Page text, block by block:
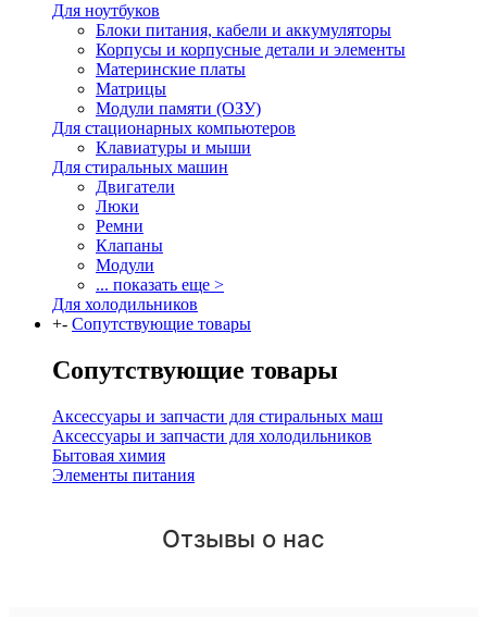
Для ноутбуков
Блоки питания, кабели и аккумуляторы
Корпусы и корпусные детали и элементы
Материнские платы
Матрицы
Модули памяти (ОЗУ)
Для стационарных компьютеров
Клавиатуры и мыши
Для стиральных машин
Двигатели
Люки
Ремни
Клапаны
Модули
... показать еще >
Для холодильников
+- Сопутствующие товары
Сопутствующие товары
Аксессуары и запчасти для стиральных маш
Аксессуары и запчасти для холодильников
Бытовая химия
Элементы питания